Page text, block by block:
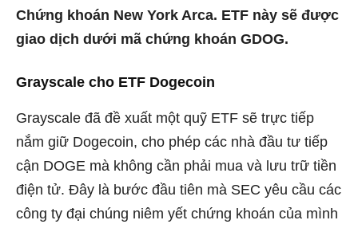
Chứng khoán New York Arca. ETF này sẽ được
giao dịch dưới mã chứng khoán GDOG.
Grayscale cho ETF Dogecoin
Grayscale đã đề xuất một quỹ ETF sẽ trực tiếp
nắm giữ Dogecoin, cho phép các nhà đầu tư tiếp
cận DOGE mà không cần phải mua và lưu trữ tiền
điện tử. Đây là bước đầu tiên mà SEC yêu cầu các
công ty đại chúng niêm yết chứng khoán của mình